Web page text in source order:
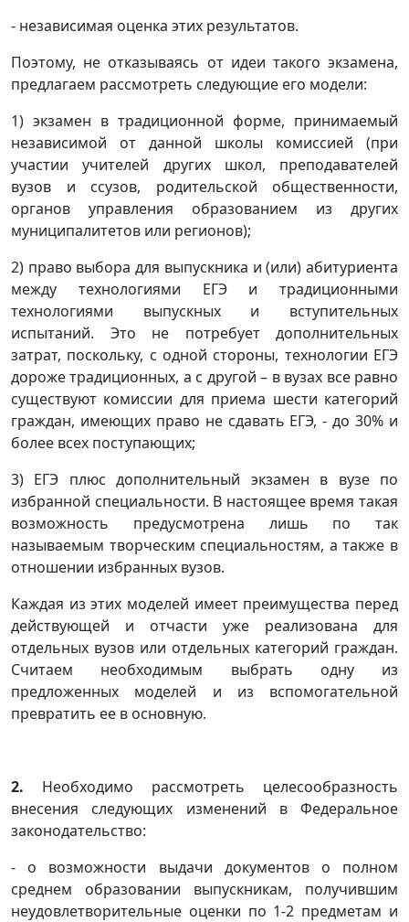
- независимая оценка этих результатов.
Поэтому, не отказываясь от идеи такого экзамена,
предлагаем рассмотреть следующие его модели:
1) экзамен в традиционной форме, принимаемый
независимой от данной школы комиссией (при
участии учителей других школ, преподавателей
вузов и ссузов, родительской общественности,
органов управления образованием из других
муниципалитетов или регионов);
2) право выбора для выпускника и (или) абитуриента
между технологиями ЕГЭ и традиционными
технологиями выпускных и вступительных
испытаний. Это не потребует дополнительных
затрат, поскольку, с одной стороны, технологии ЕГЭ
дороже традиционных, а с другой – в вузах все равно
существуют комиссии для приема шести категорий
граждан, имеющих право не сдавать ЕГЭ, - до 30% и
более всех поступающих;
3) ЕГЭ плюс дополнительный экзамен в вузе по
избранной специальности. В настоящее время такая
возможность предусмотрена лишь по так
называемым творческим специальностям, а также в
отношении избранных вузов.
Каждая из этих моделей имеет преимущества перед
действующей и отчасти уже реализована для
отдельных вузов или отдельных категорий граждан.
Считаем необходимым выбрать одну из
предложенных моделей и из вспомогательной
превратить ее в основную.
2. Необходимо рассмотреть целесообразность
внесения следующих изменений в Федеральное
законодательство:
- о возможности выдачи документов о полном
среднем образовании выпускникам, получившим
неудовлетворительные оценки по 1-2 предметам и